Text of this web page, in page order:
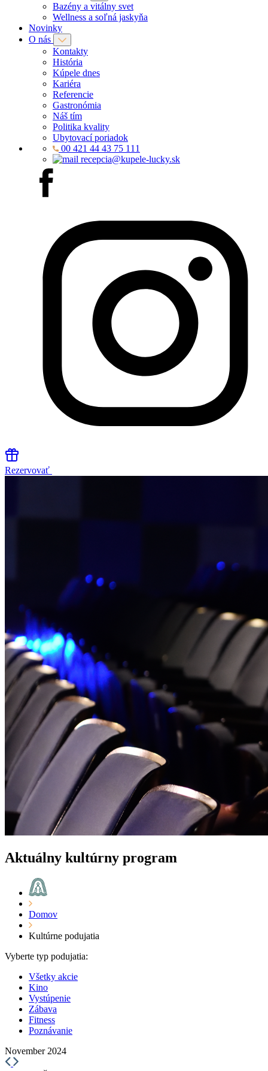
Bazény a vitálny svet
Wellness a soľná jaskyňa
Novinky
O nás
Kontakty
História
Kúpele dnes
Kariéra
Referencie
Gastronómia
Náš tím
Politika kvality
Ubytovací poriadok
00 421 44 43 75 111
recepcia@kupele-lucky.sk
Rezervovať
Aktuálny kultúrny program
Domov
Kultúrne podujatia
Vyberte typ podujatia:
Všetky akcie
Kino
Vystúpenie
Zábava
Fitness
Poznávanie
November 2024